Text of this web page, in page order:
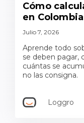
Cómo
en
Julio 7, 2026
Aprende todo
se deben pagar,
cuántas se
no las consigna.
Loggro